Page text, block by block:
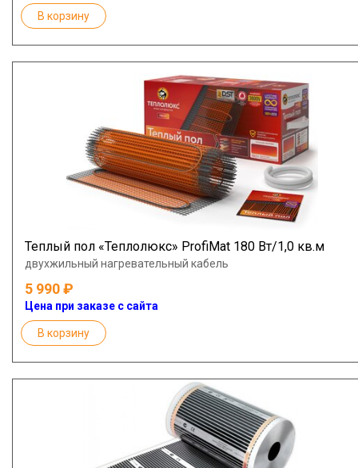
В корзину
Теплый пол «Теплолюкс» ProfiMat 180 Вт/1,0 кв.м
двухжильный нагревательный кабель
5 990
Цена при заказе с сайта
В корзину